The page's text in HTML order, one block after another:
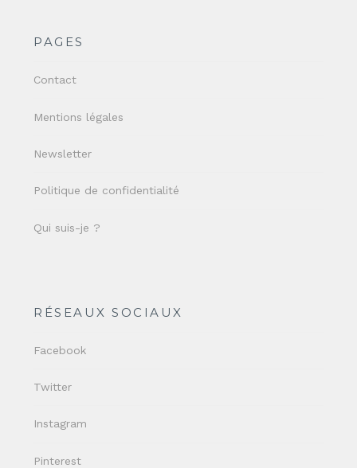
PAGES
Contact
Mentions légales
Newsletter
Politique de confidentialité
Qui suis-je ?
RÉSEAUX SOCIAUX
Facebook
Twitter
Instagram
Pinterest